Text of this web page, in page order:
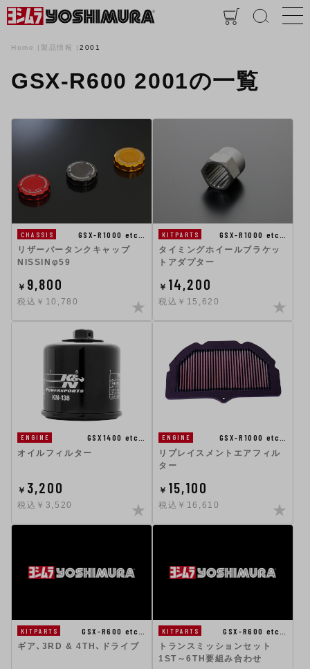
Home 製品情報 2001
GSX-R600 2001の一覧
CHASSIS
GSX-R1000 etc…
リザーバータンクキャップ
NISSINφ59
￥ 9,800
税込￥10,780
KITPARTS
GSX-R1000 etc…
タイミングホイールブラケッ
トアダプター
￥ 14,200
税込￥15,620
ENGINE
GSX1400 etc…
オイルフィルター
￥ 3,200
税込￥3,520
ENGINE
GSX-R1000 etc…
リプレイスメントエアフィル
ター
￥ 15,100
税込￥16,610
KITPARTS
GSX-R600 etc…
ギア、3RD & 4TH、ドライブ
KITPARTS
GSX-R600 etc…
トランスミッションセット
1ST～6TH要組み合わせ